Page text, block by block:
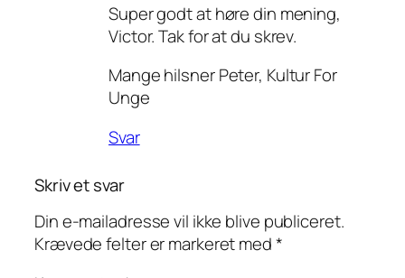
Super godt at høre din mening,
Victor. Tak for at du skrev.
Mange hilsner Peter, Kultur For
Unge
Svar
Skriv et svar
Din e-mailadresse vil ikke blive publiceret.
Krævede felter er markeret med*